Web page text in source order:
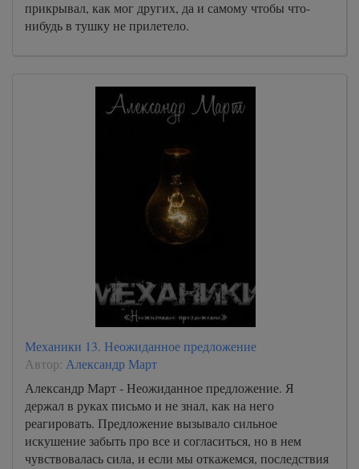
прикрывал, как мог других, да и самому чтобы что-
нибудь в тушку не прилетело.
Механики 13. Неожиданное предложение
Автор: Александр Март
Александр Март - Неожиданное предложение. Я
держал в руках письмо и не знал, как на него
реагировать. Предложение вызывало сильное
искушение забыть про все и согласиться, но в нем
чувствовалась сила, и если мы откажемся, последствия